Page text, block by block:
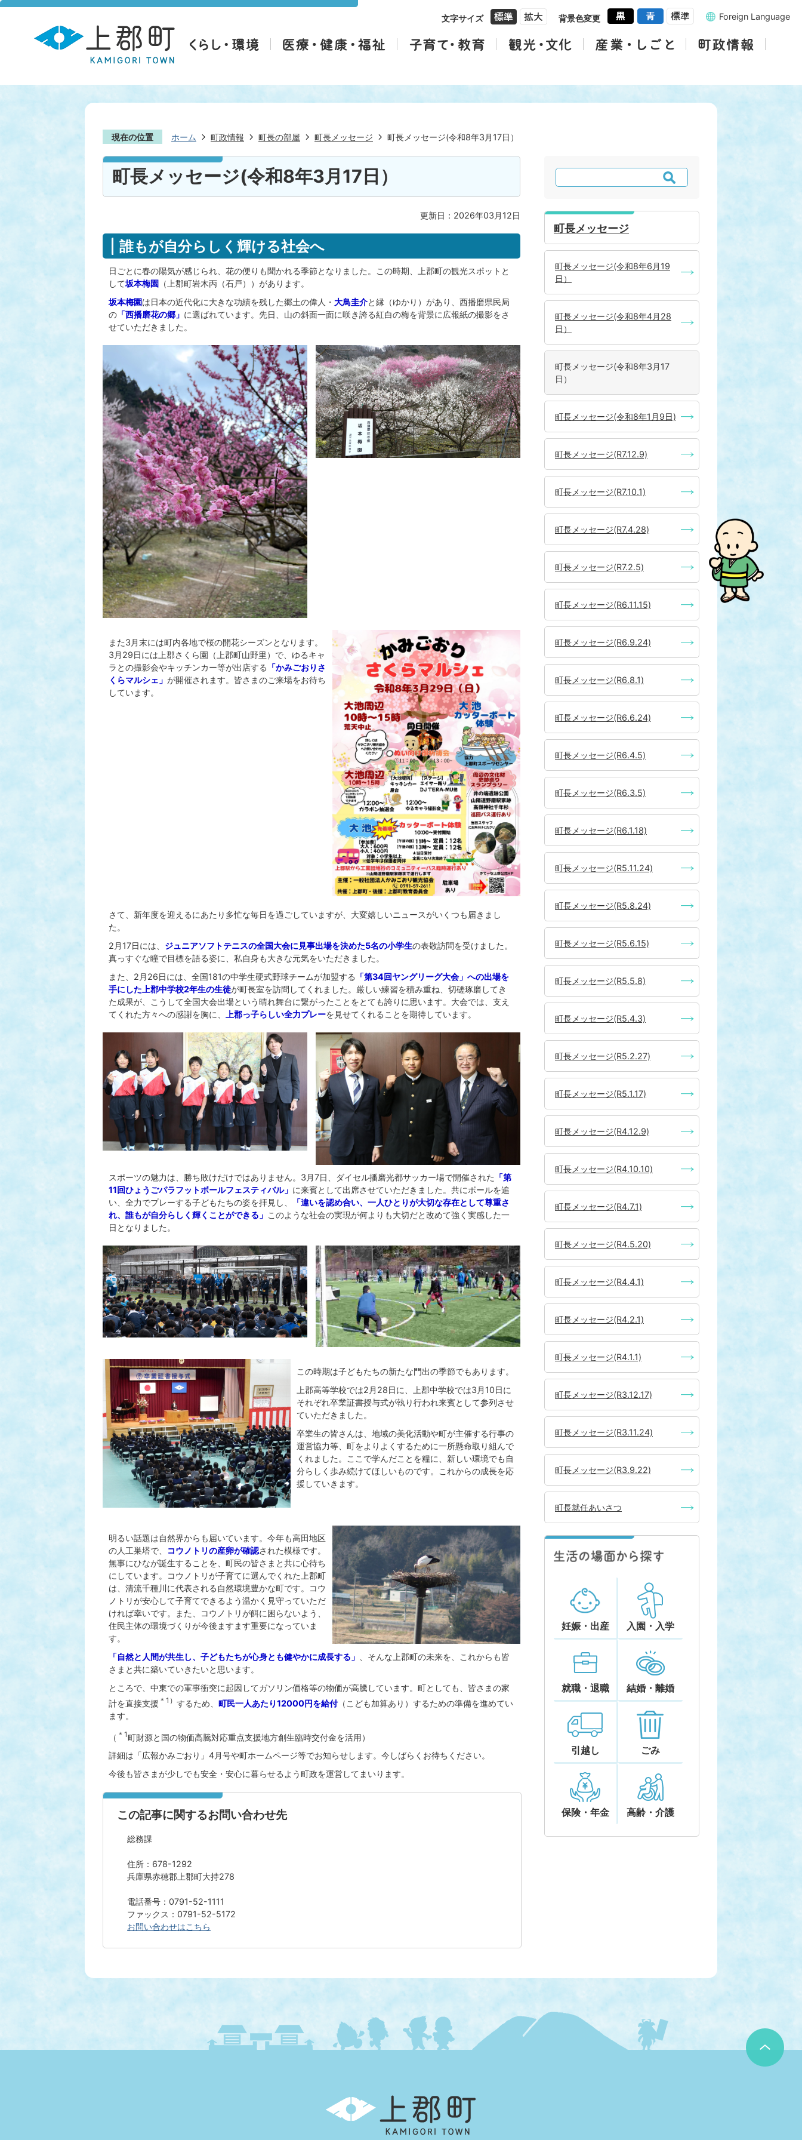
文字サイズ 背景色変更 Foreign Language
現在の位置 ホーム 町政情報 町長の部屋 町長メッセージ 町長メッセージ(令和8年3月17日）
町長メッセージ(令和8年3月17日）
更新日：2026年03月12日
誰もが自分らしく輝ける社会へ
日ごとに春の陽気が感じられ、花の便りも聞かれる季節となりました。この時期、上郡町の観光スポットと
して坂本梅園 （上郡町岩木丙（石戸））があります。
坂本梅園は日本の近代化に大きな功績を残した郷土の偉人・ 大鳥圭介と縁（ゆかり）があり、西播磨県民局
の 「西播磨花の郷」 に選ばれています。先日、山の斜面一面に咲き誇る紅白の梅を背景に広報紙の撮影をさ
せていただきました。
また3月末には町内各地で桜の開花シーズンとなります。
3月29日には上郡さくら園（上郡町山野里）で、ゆるキャ
ラとの撮影会やキッチンカー等が出店する 「かみごおりさ
くらマルシェ」 が開催されます。皆さまのご来場をお待ち
しています。
さて、新年度を迎えるにあたり多忙な毎日を過ごしていますが、大変嬉しいニュースがいくつも届きまし
た。
2月17日には、 ジュニアソフトテニスの全国大会に見事出場を決めた5名の小学生の表敬訪問を受けました。
真っすぐな瞳で目標を語る姿に、私自身も大きな元気をいただきました。
また、2月26日には、全国181の中学生硬式野球チームが加盟する 「第34回ヤングリーグ大会」への出場を
手にした上郡中学校2年生の生徒が町長室を訪問してくれました。厳しい練習を積み重ね、切磋琢磨してき
た成果が、こうして全国大会出場という晴れ舞台に繋がったことをとても誇りに思います。大会では、支え
てくれた方々への感謝を胸に、
上郡っ子らしい全力プレーを見せてくれることを期待しています。
スポーツの魅力は、勝ち敗けだけではありません。3月7日、ダイセル播磨光都サッカー場で開催された 「第
11回ひょうごパラフットボールフェスティバル」 に来賓として出席させていただきました。共にボールを追
い、全力でプレーする子どもたちの姿を拝見し、
「違いを認め合い、一人ひとりが大切な存在として尊重さ
れ、誰もが自分らしく輝くことができる」 このような社会の実現が何よりも大切だと改めて強く実感した一
日となりました。
この時期は子どもたちの新たな門出の季節でもあります。
上郡高等学校では2月28日に、上郡中学校では3月10日に
それぞれ卒業証書授与式が執り行われ来賓として参列させ
ていただきました。
卒業生の皆さんは、地域の美化活動や町が主催する行事の
運営協力等、町をよりよくするために一所懸命取り組んで
くれました。ここで学んだことを糧に、新しい環境でも自
分らしく歩み続けてほしいものです。これからの成長を応
援していきます。
明るい話題は自然界からも届いています。今年も高田地区
の人工巣塔で、
コウノトリの産卵が確認された模様です。
無事にひなが誕生することを、町民の皆さまと共に心待ち
にしています。コウノトリが子育てに選んでくれた上郡町
は、清流千種川に代表される自然環境豊かな町です。コウ
ノトリが安心して子育てできるよう温かく見守っていただ
ければ幸いです。また、コウノトリが餌に困らないよう、
住民主体の環境づくりが今後ますます重要になっていま
す。
「自然と人間が共生し、子どもたちが心身とも健やかに成長する」
、そんな上郡町の未来を、これからも皆
さまと共に築いていきたいと思います。
ところで、中東での軍事衝突に起因してガソリン価格等の物価が高騰しています。町としても、皆さまの家
計を直接支援 ＊1） するため、 町民一人あたり12000円を給付（こども加算あり）するための準備を進めてい
ます。
（ ＊1町財源と国の物価高騰対応重点支援地方創生臨時交付金を活用）
詳細は「広報かみごおり」4月号や町ホームページ等でお知らせします。今しばらくお待ちください。
今後も皆さまが少しでも安全・安心に暮らせるよう町政を運営してまいります。
この記事に関するお問い合わせ先
総務課
住所：678-1292
兵庫県赤穂郡上郡町大持278
電話番号：0791-52-1111
ファックス：0791-52-5172
お問い合わせはこちら
検
索
町長メッセージ
町長メッセージ(令和8年6月19
日）
町長メッセージ(令和8年4月28
日）
町長メッセージ(令和8年3月17
日）
町長メッセージ(令和8年1月9日)
町長メッセージ(R7.12.9)
町長メッセージ(R7.10.1)
町長メッセージ(R7.4.28)
町長メッセージ(R7.2.5)
町長メッセージ(R6.11.15)
町長メッセージ(R6.9.24)
町長メッセージ(R6.8.1)
町長メッセージ(R6.6.24)
町長メッセージ(R6.4.5)
町長メッセージ(R6.3.5)
町長メッセージ(R6.1.18)
町長メッセージ(R5.11.24)
町長メッセージ(R5.8.24)
町長メッセージ(R5.6.15)
町長メッセージ(R5.5.8)
町長メッセージ(R5.4.3)
町長メッセージ(R5.2.27)
町長メッセージ(R5.1.17)
町長メッセージ(R4.12.9)
町長メッセージ(R4.10.10)
町長メッセージ(R4.7.1)
町長メッセージ(R4.5.20)
町長メッセージ(R4.4.1)
町長メッセージ(R4.2.1)
町長メッセージ(R4.1.1)
町長メッセージ(R3.12.17)
町長メッセージ(R3.11.24)
町長メッセージ(R3.9.22)
町長就任あいさつ
妊娠・出産 入園・入学
就職・退職 結婚・離婚
引越し ごみ
保険・年金 高齢・介護
郡